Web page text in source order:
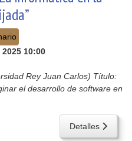
10:00
Rey Juan Carlos) Título:
el desarrollo de software en
Detalles